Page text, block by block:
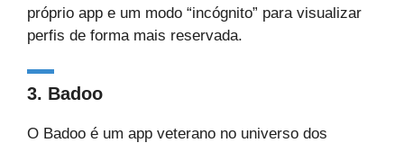
próprio app e um modo “incógnito” para visualizar
perfis de forma mais reservada.
3. Badoo
O Badoo é um app veterano no universo dos